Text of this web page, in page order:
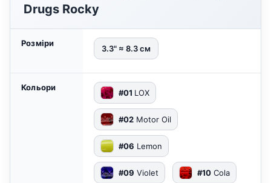
Drugs Rocky
Розміри
3.3" ≈ 8.3 см
Кольори
#01 LOX
#02 Motor Oil
#06 Lemon
#09 Violet #10 Cola